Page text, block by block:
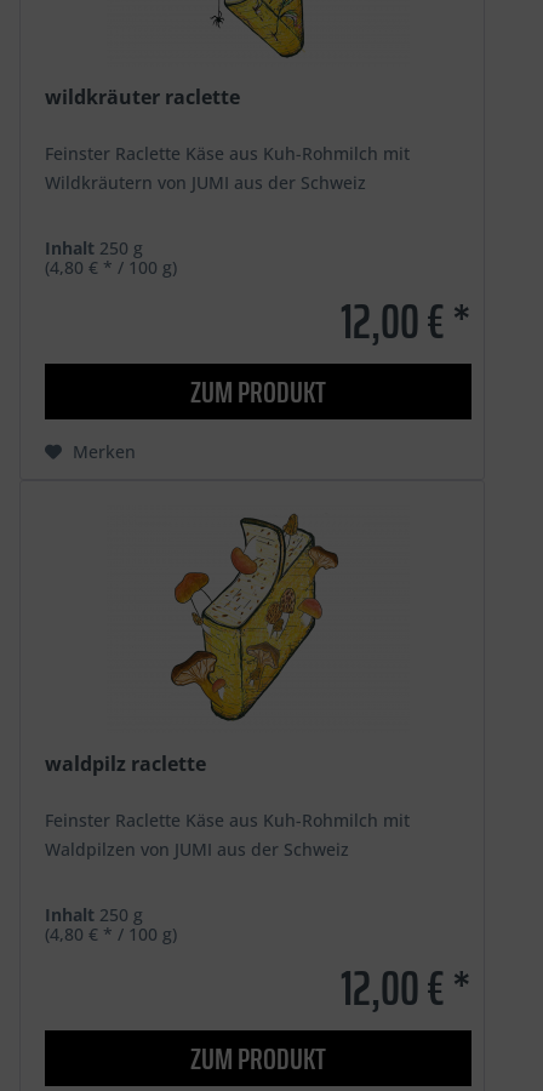
wildkräuter raclette
Feinster Raclette Käse aus Kuh-Rohmilch mit
Wildkräutern von JUMI aus der Schweiz
Inhalt 250 g
(4,80 € * / 100 g)
12,00 € *
ZUM PRODUKT
Merken
waldpilz raclette
Feinster Raclette Käse aus Kuh-Rohmilch mit
Waldpilzen von JUMI aus der Schweiz
Inhalt 250 g
(4,80 € * / 100 g)
12,00 € *
ZUM PRODUKT